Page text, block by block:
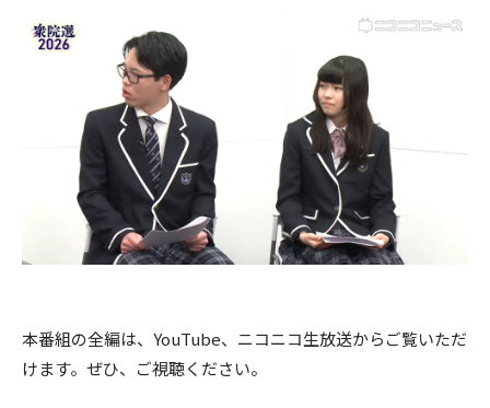
本番組の全編は、YouTube、ニコニコ生放送からご覧いただ
けます。ぜひ、ご視聴ください。